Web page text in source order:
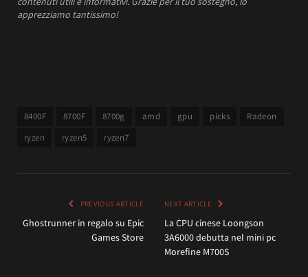
apprezziamo tantissimo!
8400F 8700F 8700g amd gpu picks
Radeon
ryzen
ryzen5 ryzen7
PREVIOUS ARTICLE
Ghostrunner in regalo su Epic
Games Store
NEXT ARTICLE
La CPU cinese Loongson
3A6000 debutta nel mini pc
Morefine M700S